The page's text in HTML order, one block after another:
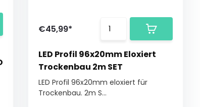
€45,99*
LED Profil 96x20mm Eloxiert
Trockenbau 2m SET
LED Profil 96x20mm eloxiert für
Trockenbau. 2m S...